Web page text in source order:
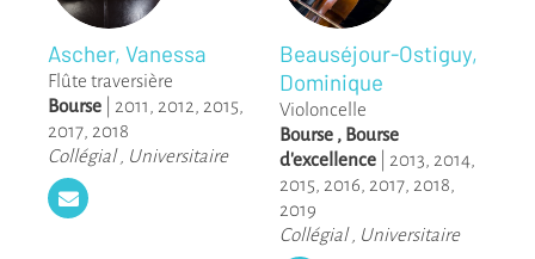
Ascher, Vanessa
Flûte traversière
Bourse
2011 2012 2015
2017 2018
Collégial, Universitaire
Beauséjour-Ostiguy,
Dominique
Violoncelle
Bourse , Bourse
d'excellence
2013 2014
2015 2016 2017 2018
2019
Collégial, Universitaire